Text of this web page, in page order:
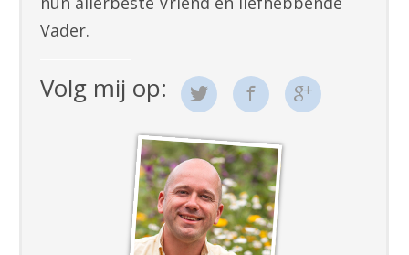
Vader.
Volg mij op: